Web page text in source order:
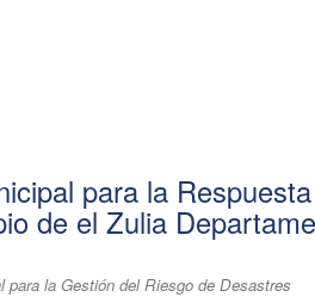
para la
de el Zulia
para la Gestión del Riesgo de Desastres